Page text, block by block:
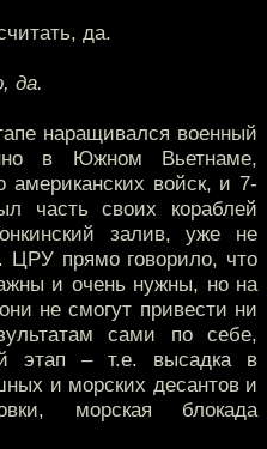
да.
да.
наращивался военный
в Южном Вьетнаме,
американских войск, и 7-
своих кораблей
залив, уже не
ЦРУ прямо говорило, что
и очень нужны, но на
не смогут привести ни
сами по себе,
этап – т.е. высадка в
и морских десантов и
морская блокада